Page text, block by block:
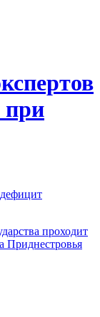
при
проходит
Приднестровья